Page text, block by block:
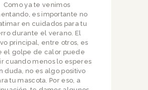
Como ya te venimos
es importante no
en cuidados para tu
durante el verano. El
principal, entre otros, es
el golpe de calor puede
cuando menos lo esperes
duda, no es algo positivo
tu mascota. Por eso, a